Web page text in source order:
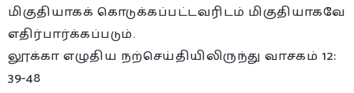
மிகுதியாகக் கொடுக்கப்பட்டவரிடம் மிகுதியாகவே
எதிர்பார்க்கப்படும்.
லூக்கா எழுதிய நற்செய்தியிலிருந்து வாசகம் 12:
39-48